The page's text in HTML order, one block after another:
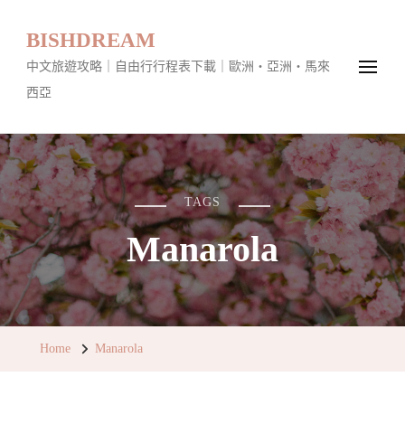
BISHDREAM
中文旅遊攻略｜自由行行程表下載｜歐洲・亞洲・馬來
西亞
TAGS
Manarola
Home Manarola